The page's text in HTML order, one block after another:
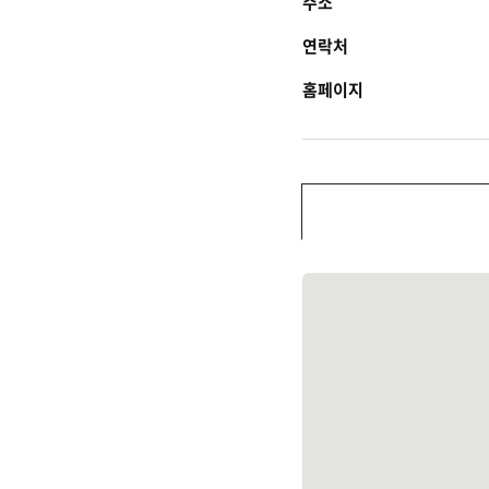
연락처
홈페이지